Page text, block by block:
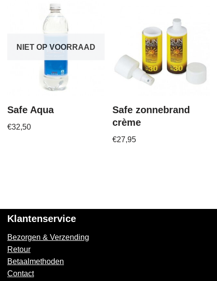
NIET OP VOORRAAD
Safe Aqua
€32,50
Safe zonnebrand
crème
€27,95
Klantenservice
Bezorgen & Verzending
Retour
Betaalmethoden
Contact